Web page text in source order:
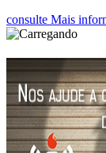
consulte Mais